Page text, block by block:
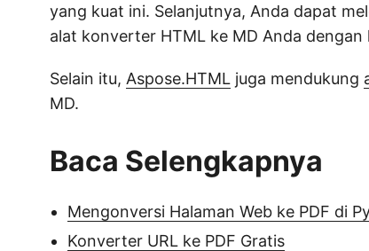
yang kuat ini. Selanjutnya, Anda dapat
alat konverter HTML ke MD Anda dengan
Selain itu, Aspose.HTML juga mendukung
MD.
Baca Selengkapnya
Mengonversi Halaman Web ke PDF di
Konverter URL ke PDF Gratis